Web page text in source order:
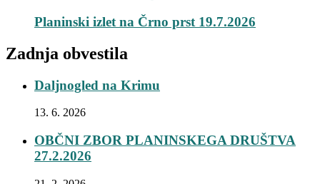
Planinski izlet na Črno prst 19.7.2026
Zadnja obvestila
Daljnogled na Krimu
13. 6. 2026
OBČNI ZBOR PLANINSKEGA DRUŠTVA
27.2.2026